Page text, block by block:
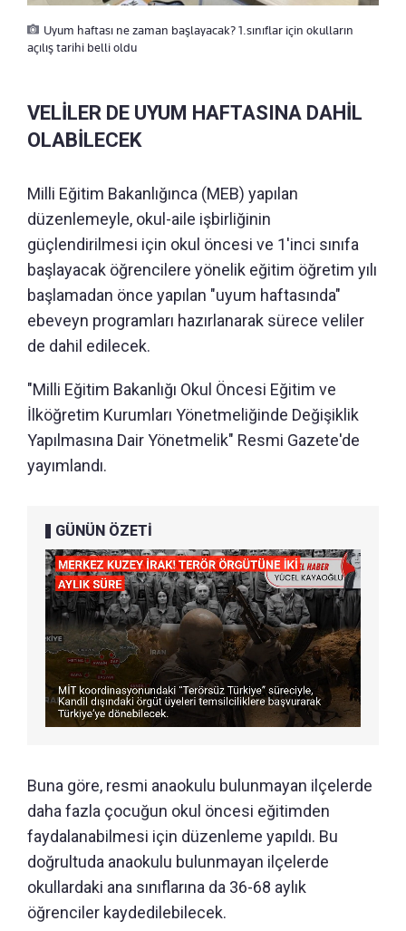
Uyum haftası ne zaman başlayacak? 1.sınıflar için okulların
açılış tarihi belli oldu
VELİLER DE UYUM HAFTASINA DAHİL
OLABİLECEK
Milli Eğitim Bakanlığınca (MEB) yapılan
düzenlemeyle, okul-aile işbirliğinin
güçlendirilmesi için okul öncesi ve 1'inci sınıfa
başlayacak öğrencilere yönelik eğitim öğretim yılı
başlamadan önce yapılan "uyum haftasında"
ebeveyn programları hazırlanarak sürece veliler
de dahil edilecek.
"Milli Eğitim Bakanlığı Okul Öncesi Eğitim ve
İlköğretim Kurumları Yönetmeliğinde Değişiklik
Yapılmasına Dair Yönetmelik" Resmi Gazete'de
yayımlandı.
GÜNÜN ÖZETİ
Buna göre, resmi anaokulu bulunmayan ilçelerde
daha fazla çocuğun okul öncesi eğitimden
faydalanabilmesi için düzenleme yapıldı. Bu
doğrultuda anaokulu bulunmayan ilçelerde
okullardaki ana sınıflarına da 36-68 aylık
öğrenciler kaydedilebilecek.